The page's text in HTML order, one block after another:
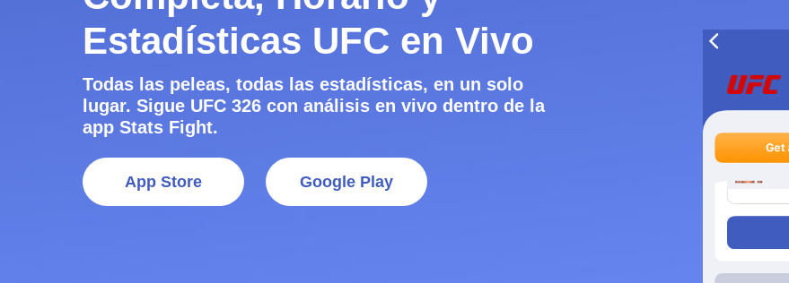
Todas las peleas, todas las estadísticas, en un solo
lugar. Sigue UFC 326 con análisis en vivo dentro de la
app Stats Fight.
Estadísticas UFC en Vivo
Google Play
App Store